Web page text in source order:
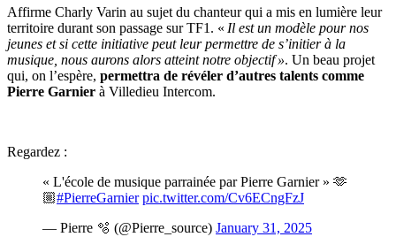
Affirme Charly Varin au sujet du chanteur qui a mis en lumière leur
territoire durant son passage sur TF1. « Il est un modèle pour nos
jeunes et si cette initiative peut leur permettre de s’initier à la
musique, nous aurons alors atteint notre objectif ». Un beau projet
qui, on l’espère, permettra de révéler d’autres talents comme
Pierre Garnier à Villedieu Intercom.
Regardez :
« L'école de musique parrainée par Pierre Garnier » 🫶
🏼#PierreGarnier pic.twitter.com/Cv6ECngFzJ
— Pierre 🫧 (@Pierre_source) January 31, 2025